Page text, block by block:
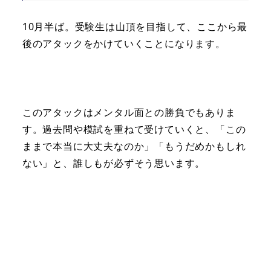
10月半ば。受験生は山頂を目指して、ここから最
後のアタックをかけていくことになります。
このアタックはメンタル面との勝負でもありま
す。過去問や模試を重ねて受けていくと、「この
ままで本当に大丈夫なのか」「もうだめかもしれ
ない」と、誰しもが必ずそう思います。